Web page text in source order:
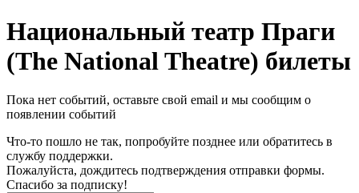
Национальный театр Праги
(The National Theatre) билеты
Пока нет событий, оставьте свой email и мы сообщим о
появлении событий
Что-то пошло не так, попробуйте позднее или обратитесь в
службу поддержки.
Пожалуйста, дождитесь подтверждения отправки формы.
Спасибо за подписку!